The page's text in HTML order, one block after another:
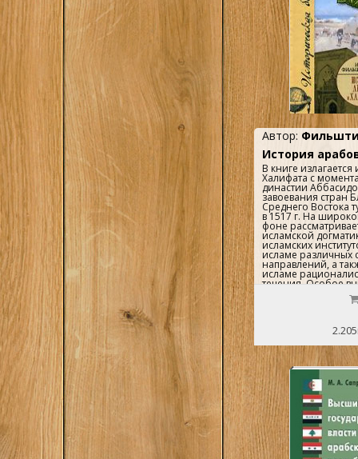
Автор:
История
В книге
Халифата с
династии
завоевания стран
Среднего Востока
в 1517 г. На
фоне
исламской
исламских
исламе различных
направлений, а
исламе
течения. Особое
арабо-
культуре,
переводчиков,
также арабскому
искусству.Книга
широкого круга
интересующихся
культурой стран
качестве учебного
студентов
и восточных
университетов и
институтов. ..